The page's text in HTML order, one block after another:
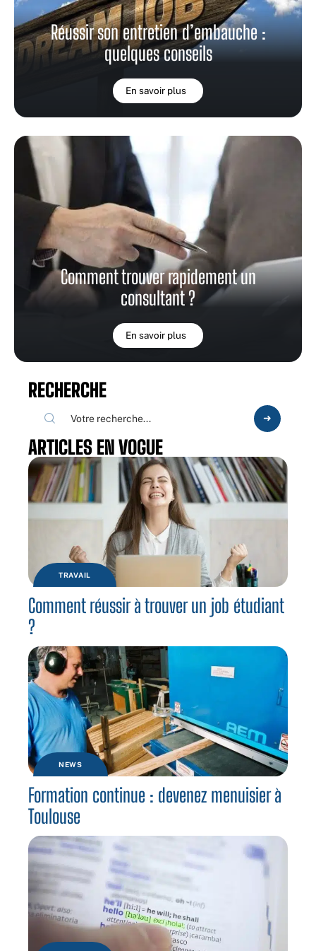
Réussir son entretien d’embauche :
quelques conseils
En savoir plus
Comment trouver rapidement un
consultant ?
En savoir plus
RECHERCHE
ARTICLES EN VOGUE
TRAVAIL
Comment réussir à trouver un job étudiant
?
NEWS
Formation continue : devenez menuisier à
Toulouse